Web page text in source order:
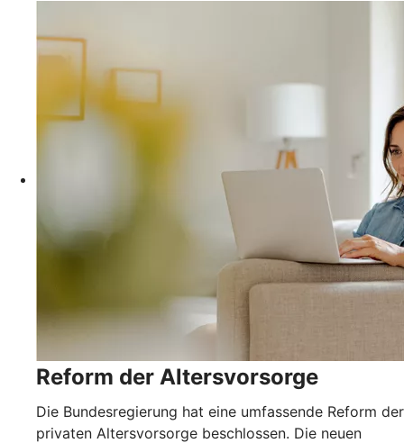
Reform der Altersvorsorge
Die Bundesregierung hat eine umfassende Reform der
privaten Altersvorsorge beschlossen. Die neuen